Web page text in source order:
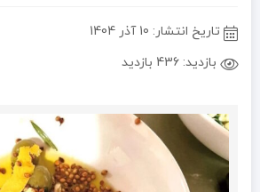
تاریخ انتشار: 10 آذر 1404
بازدید: 436 بازدید